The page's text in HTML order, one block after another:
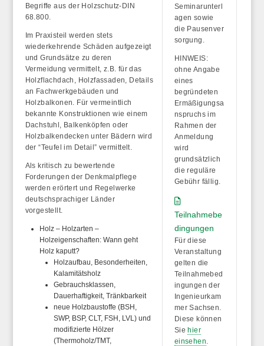
Begriffe aus der Holzschutz-DIN
68.800.
Im Praxisteil werden stets
wiederkehrende Schäden aufgezeigt
und Grundsätze zu deren
Vermeidung vermittelt, z.B. für das
Holzflachdach, Holzfassaden, Details
an Fachwerkgebäuden und
Holzbalkonen. Für vermeintlich
bekannte Konstruktionen wie einem
Dachstuhl, Balkenköpfen oder
Holzbalkendecken unter Bädern wird
der “Teufel im Detail” vermittelt.
Als kritisch zu bewertende
Forderungen der Denkmalpflege
werden erörtert und Regelwerke
deutschsprachiger Länder
vorgestellt.
Holz – Holzarten –
Holzeigenschaften: Wann geht
Holz kaputt?
Holzaufbau, Besonderheiten,
Kalamitätsholz
Gebrauchsklassen,
Dauerhaftigkeit, Tränkbarkeit
neue Holzbaustoffe (BSH,
SWP, BSP, CLT, FSH, LVL) und
modifizierte Hölzer
(Thermoholz/TMT,
Seminarunterl
agen sowie
die Pausenver
sorgung
HINWEIS:
ohne Angabe
eines
begründeten
Ermäßigungsa
nspruchs im
Rahmen der
Anmeldung
wird
grundsätzlich
die reguläre
Gebühr fällig
Teilnahmebe
dingungen
Für diese
Veranstaltung
gelten die
Teilnahmebed
ingungen der
Ingenieurkam
mer Sachsen.
Diese können
Siehier
einsehen